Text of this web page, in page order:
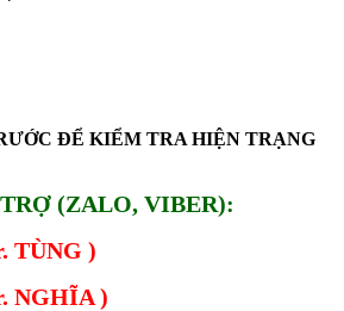
ĐỂ KIỂM TRA HIỆN TRẠNG
(ZALO, VIBER):
TÙNG )
NGHĨA )